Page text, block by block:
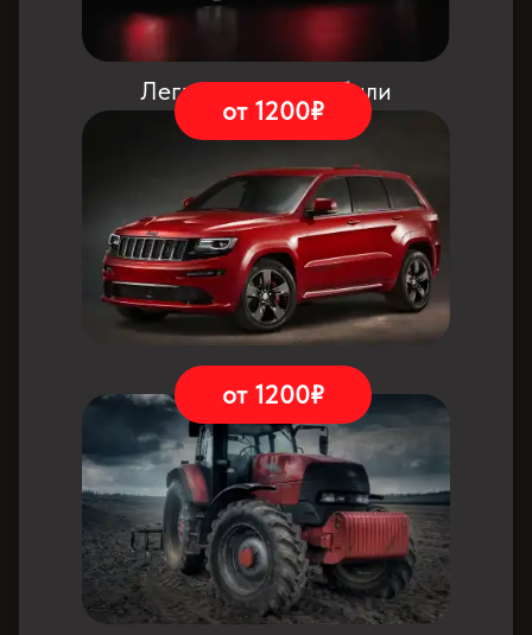
Легковые автомобили
от 1200₽
Джипы
от 1200₽